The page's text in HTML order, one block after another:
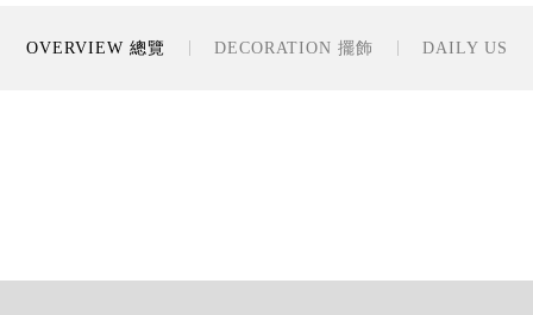
OVERVIEW 總覽 DECORATION 擺飾 DAILY USE